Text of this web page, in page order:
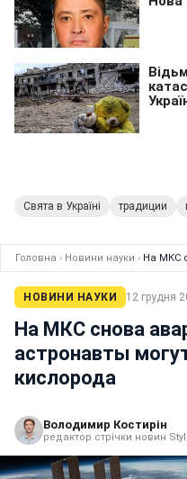
Свята в Україні традиции
Головна › Новини науки › На МКС
НОВИНИ НАУКИ 12 грудня
На МКС снова
астронавты
кислорода
Володимир Костирін
редактор стрічки новин